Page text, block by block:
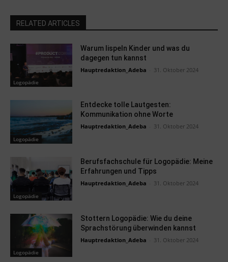
RELATED ARTICLES
Logopädie
Warum lispeln Kinder und was du
dagegen tun kannst
Hauptredaktion_Adeba 31. Oktober 2024
Logopädie
Entdecke tolle Lautgesten:
Kommunikation ohne Worte
Hauptredaktion_Adeba 31. Oktober 2024
Logopädie
Berufsfachschule für Logopädie: Meine
Erfahrungen und Tipps
Hauptredaktion_Adeba 31. Oktober 2024
Logopädie
Stottern Logopädie: Wie du deine
Sprachstörung überwinden kannst
Hauptredaktion_Adeba 31. Oktober 2024